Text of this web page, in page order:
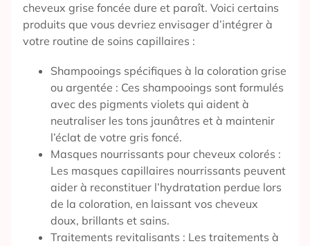
cheveux grise foncée dure et paraît. Voici certains
produits que vous devriez envisager d’intégrer à
votre routine de soins capillaires :
Shampooings spécifiques à la coloration grise
ou argentée : Ces shampooings sont formulés
avec des pigments violets qui aident à
neutraliser les tons jaunâtres et à maintenir
l’éclat de votre gris foncé.
Masques nourrissants pour cheveux colorés :
Les masques capillaires nourrissants peuvent
aider à reconstituer l’hydratation perdue lors
de la coloration, en laissant vos cheveux
doux, brillants et sains.
Traitements revitalisants : Les traitements à